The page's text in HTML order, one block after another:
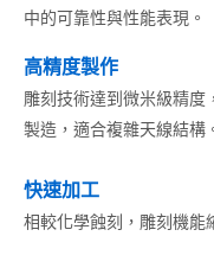
中的可靠性與性能表現。
高精度製作
雕刻技術達到微米級精度
製造，適合複雜天線結構
快速加工
相較化學蝕刻，雕刻機能